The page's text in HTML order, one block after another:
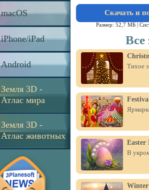
macOS
iPhone/iPad
Android
Земля 3D -
Атлас мира
Земля 3D -
Атлас животных
Скачать и
Размер: 52,7 МБ |
Все
Тихое
Easter
В
Winter